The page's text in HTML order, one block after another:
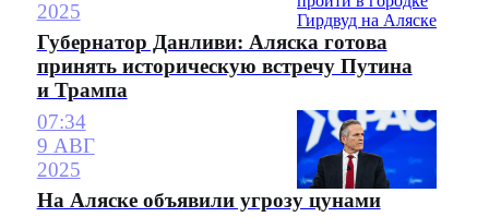
2025
Губернатор Данливи: Аляска готова
принять историческую встречу Путина
и Трампа
07:34
9 АВГ
2025
На Аляске объявили угрозу цунами